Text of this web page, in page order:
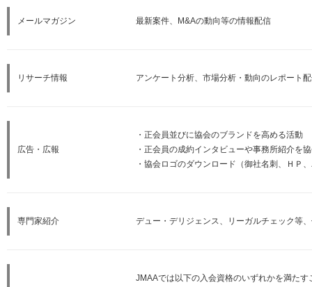
メールマガジン 最新案件、M&Aの動向等の情報配信
リサーチ情報 アンケート分析、市場分析・動向のレポート
広告・広報
・正会員並びに協会のブランドを高める活動
・正会員の成約インタビューや事務所紹介を
・協会ロゴのダウンロード（御社名刺、ＨＰ
専門家紹介 デュー・デリジェンス、リーガルチェック等
JMAAでは以下の入会資格のいずれかを満た